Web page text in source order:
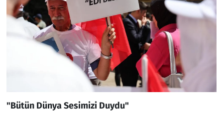
"Bütün Dünya Sesimizi Duydu"